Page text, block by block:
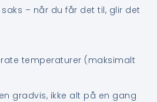
– når du får det til, glir det
temperaturer (maksimalt
gradvis, ikke alt på en gang